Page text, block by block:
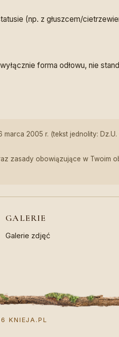
(np. z głuszcem/
forma odłowu, nie
2005 r. (tekst jednolity:
zasady obowiązujące w Twoim
GALERIE
Galerie zdjęć
KNIEJA.PL